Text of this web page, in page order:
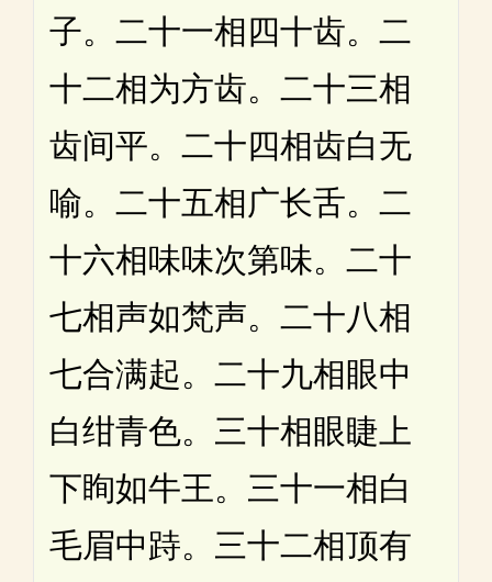
子。二十一相四十齿。二
十二相为方齿。二十三相
齿间平。二十四相齿白无
喻。二十五相广长舌。二
十六相味味次第味。二十
七相声如梵声。二十八相
七合满起。二十九相眼中
白绀青色。三十相眼睫上
下眴如牛王。三十一相白
毛眉中跱。三十二相顶有